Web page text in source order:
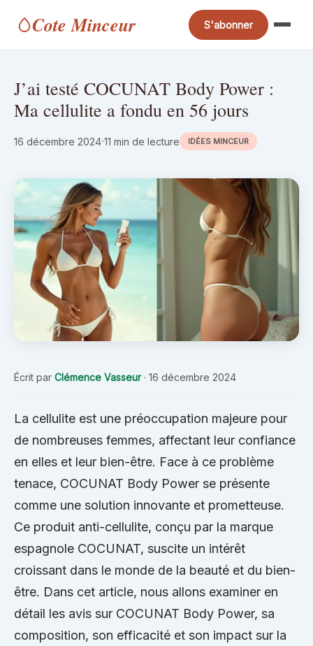
Cote Minceur S'abonner
J’ai testé COCUNAT Body Power :
Ma cellulite a fondu en 56 jours
16 décembre 2024 11 min de lecture IDÉES MINCEUR
Écrit par Clémence Vasseur· 16 décembre 2024
La cellulite est une préoccupation majeure pour
de nombreuses femmes, affectant leur confiance
en elles et leur bien-être. Face à ce problème
tenace, COCUNAT Body Power se présente
comme une solution innovante et prometteuse.
Ce produit anti-cellulite, conçu par la marque
espagnole COCUNAT, suscite un intérêt
croissant dans le monde de la beauté et du bien-
être. Dans cet article, nous allons examiner en
détail les avis sur COCUNAT Body Power, sa
composition, son efficacité et son impact sur la